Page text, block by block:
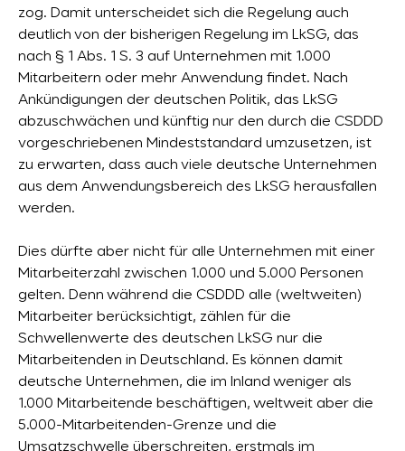
zog. Damit unterscheidet sich die Regelung auch
deutlich von der bisherigen Regelung im LkSG, das
nach § 1 Abs. 1 S. 3 auf Unternehmen mit 1.000
Mitarbeitern oder mehr Anwendung findet. Nach
Ankündigungen der deutschen Politik, das LkSG
abzuschwächen und künftig nur den durch die CSDDD
vorgeschriebenen Mindeststandard umzusetzen, ist
zu erwarten, dass auch viele deutsche Unternehmen
aus dem Anwendungsbereich des LkSG herausfallen
werden.
Dies dürfte aber nicht für alle Unternehmen mit einer
Mitarbeiterzahl zwischen 1.000 und 5.000 Personen
gelten. Denn während die CSDDD alle (weltweiten)
Mitarbeiter berücksichtigt, zählen für die
Schwellenwerte des deutschen LkSG nur die
Mitarbeitenden in Deutschland. Es können damit
deutsche Unternehmen, die im Inland weniger als
1.000 Mitarbeitende beschäftigen, weltweit aber die
5.000-Mitarbeitenden-Grenze und die
Umsatzschwelle überschreiten, erstmals im